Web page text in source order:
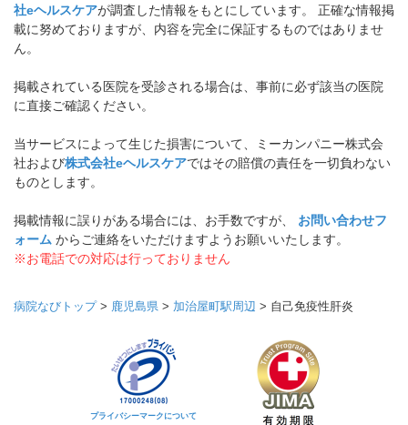
社eヘルスケアが調査した情報をもとにしています。 正確な情報掲
載に努めておりますが、内容を完全に保証するものではありませ
ん。
掲載されている医院を受診される場合は、事前に必ず該当の医院
に直接ご確認ください。
当サービスによって生じた損害について、ミーカンパニー株式会
社および株式会社eヘルスケアではその賠償の責任を一切負わない
ものとします。
掲載情報に誤りがある場合には、お手数ですが、 お問い合わせフ
ォーム からご連絡をいただけますようお願いいたします。
※お電話での対応は行っておりません
病院なびトップ> 鹿児島県 > 加治屋町駅周辺 > 自己免疫性肝炎
プライバシーマークについて